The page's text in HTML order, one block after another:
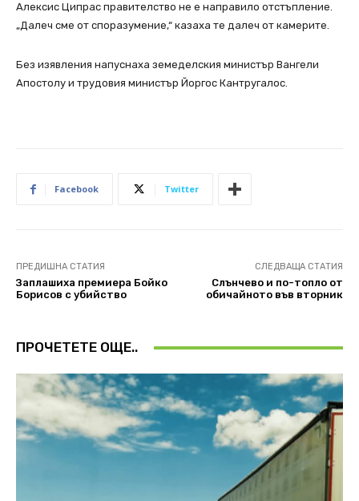
Алексис Ципрас правителство не е направило отстъпление.
„Далеч сме от споразумение,“ казаха те далеч от камерите.
Без изявления напуснаха земеделския министър Вангели
Апостолу и трудовия министър Йоргос Кантругалос.
Facebook Twitter
ПРЕДИШНА СТАТИЯ
Заплашиха премиера Бойко
Борисов с убийство
СЛЕДВАЩА СТАТИЯ
Слънчево и по-топло от
обичайното във вторник
ПРОЧЕТЕТЕ ОЩЕ..